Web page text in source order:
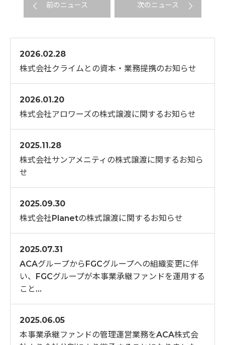
前のニュース 次のニュース
2026.02.28
株式会社クライムとの資本・業務提携のお知らせ
2026.01.20
株式会社アロワーズの株式譲渡に関するお知らせ
2025.11.28
株式会社サンアメニティの株式譲渡に関するお知ら
せ
2025.09.30
株式会社Planetの株式譲渡に関するお知らせ
2025.07.31
ACAグループからFGCグループへの組織変更に伴
い、FGCグループが本事業承継ファンドを運用する
こと…
2025.06.05
本事業承継ファンドの管理運営業務をACA株式会